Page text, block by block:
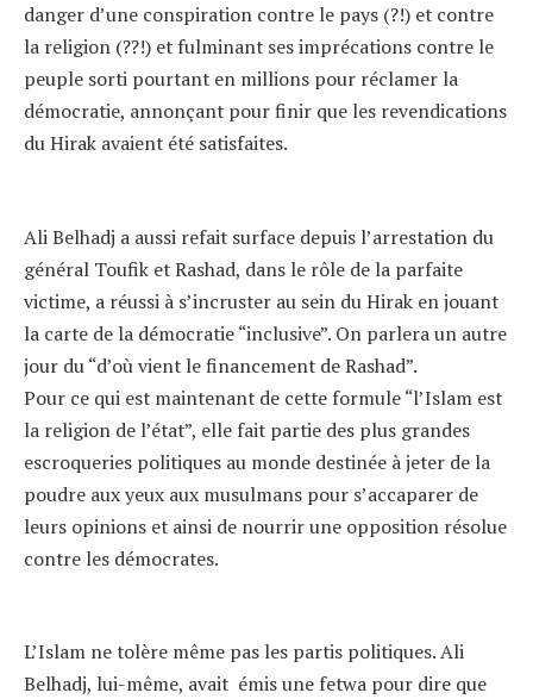
danger d’une conspiration contre le pays (?!) et contre
la religion (??!) et fulminant ses imprécations contre le
peuple sorti pourtant en millions pour réclamer la
démocratie, annonçant pour finir que les revendications
du Hirak avaient été satisfaites.
Ali Belhadj a aussi refait surface depuis l’arrestation du
général Toufik et Rashad, dans le rôle de la parfaite
victime, a réussi à s’incruster au sein du Hirak en jouant
la carte de la démocratie “inclusive”. On parlera un autre
jour du “d’où vient le financement de Rashad”.
Pour ce qui est maintenant de cette formule “l’Islam est
la religion de l’état”, elle fait partie des plus grandes
escroqueries politiques au monde destinée à jeter de la
poudre aux yeux aux musulmans pour s’accaparer de
leurs opinions et ainsi de nourrir une opposition résolue
contre les démocrates.
L’Islam ne tolère même pas les partis politiques. Ali
Belhadj, lui-même, avait émis une fetwa pour dire que